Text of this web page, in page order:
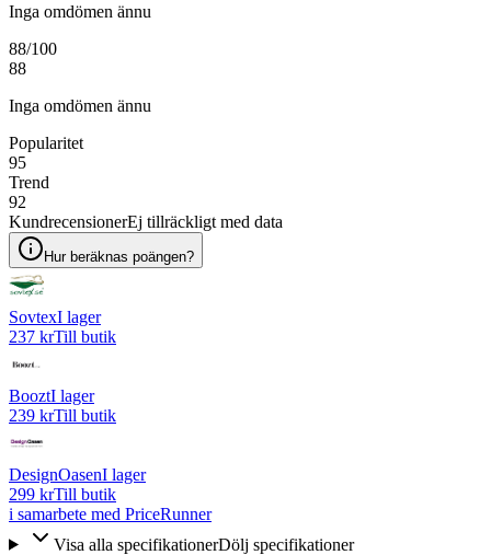
Inga omdömen ännu
88/100
88
Inga omdömen ännu
Popularitet
95
Trend
92
KundrecensionerEj tillräckligt med data
Hur beräknas poängen?
SovtexI lager
237 krTill butik
BooztI lager
239 krTill butik
DesignOasenI lager
299 krTill butik
i samarbete med PriceRunner
Visa alla specifikationerDölj specifikationer